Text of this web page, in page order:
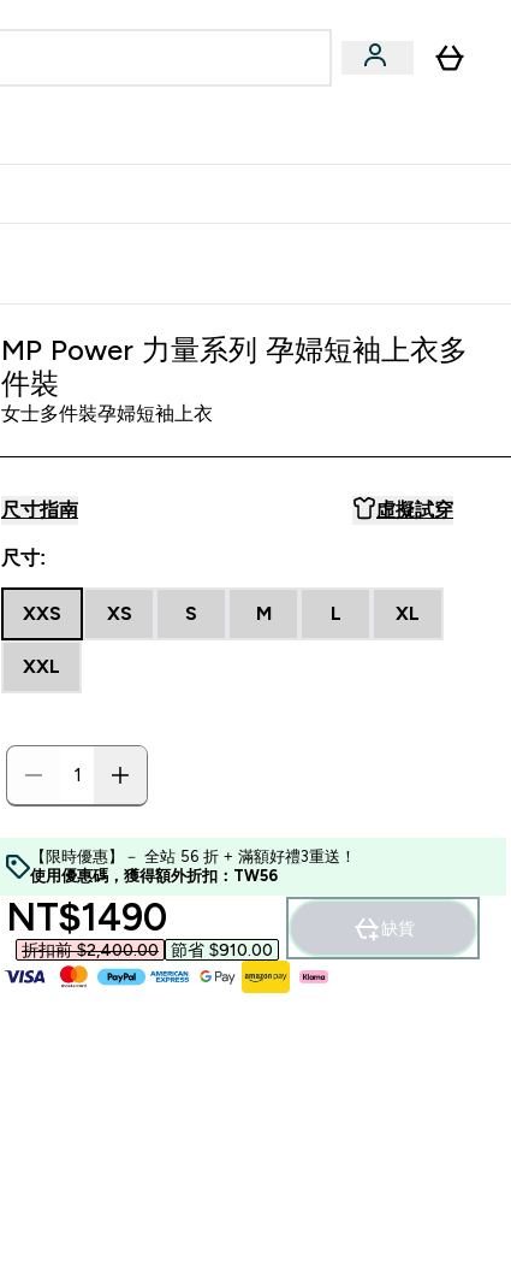
MP Power 力量系列 孕婦短袖上衣多
件裝
女士多件裝孕婦短袖上衣
尺寸指南 虛擬試穿
尺寸:
XXS XS S M L XL
XXL
【限時優惠】－ 全站 56 折 + 滿額好禮3重送！
使用優惠碼，獲得額外折扣：TW56
discounted price
NT$1490‎
折扣前 $2,400.00‎ 節省 $910.00‎
缺貨